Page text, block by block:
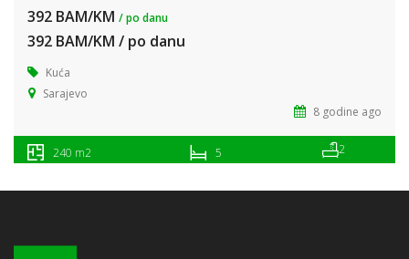
392 BAM/KM / po danu
392 BAM/KM / po danu
Kuća
Sarajevo
8 godine ago
240 m2 5 2